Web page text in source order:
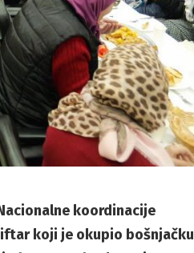
koordinacije
koji je okupio bošnjačku